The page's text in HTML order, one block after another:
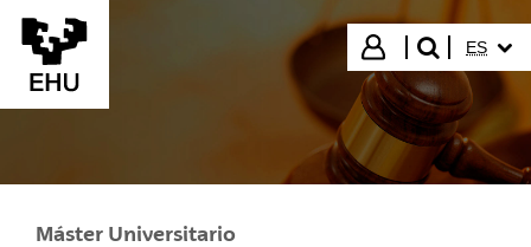
Saltar al contenido principal
Iniciar sesión
buscar"
ES
Máster Universitario